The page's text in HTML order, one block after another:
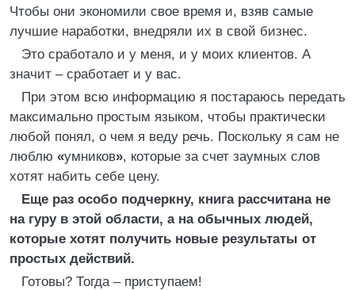
Чтобы они экономили свое время и, взяв самые
лучшие наработки, внедряли их в свой бизнес.
Это сработало и у меня, и у моих клиентов. А
значит – сработает и у вас.
При этом всю информацию я постараюсь передать
максимально простым языком, чтобы практически
любой понял, о чем я веду речь. Поскольку я сам не
люблю «умников», которые за счет заумных слов
хотят набить себе цену.
Еще раз особо подчеркну, книга рассчитана не
на гуру в этой области, а на обычных людей,
которые хотят получить новые результаты от
простых действий.
Готовы? Тогда – приступаем!